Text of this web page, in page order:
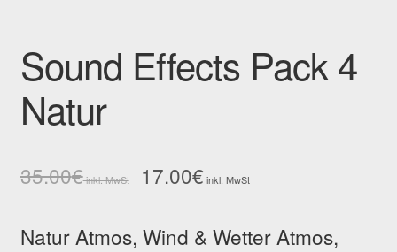
SHOP
Sound Effects Pack 4
Natur
35.00€ 17.00€
Natur Atmos, Wind & Wetter Atmos,